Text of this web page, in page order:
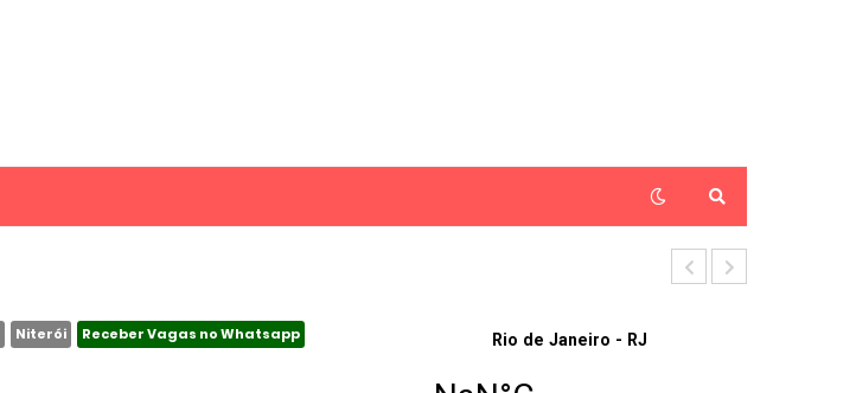
Niterói
Receber Vagas no Whatsapp